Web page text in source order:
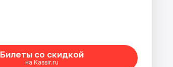
Билеты со скидкой
на Kassir.ru